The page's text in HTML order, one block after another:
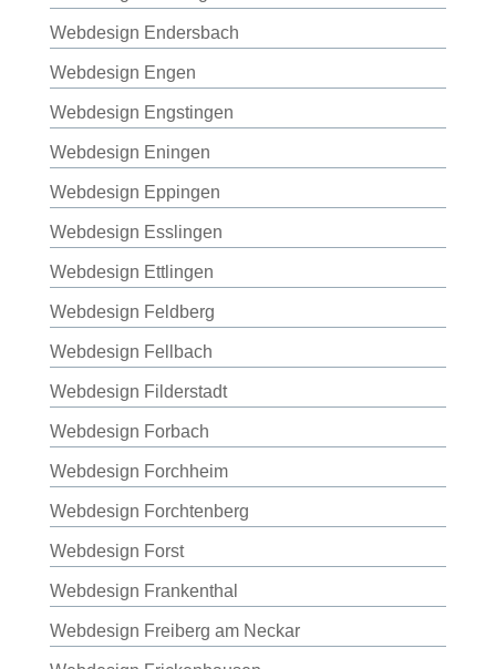
Webdesign Endersbach
Webdesign Engen
Webdesign Engstingen
Webdesign Eningen
Webdesign Eppingen
Webdesign Esslingen
Webdesign Ettlingen
Webdesign Feldberg
Webdesign Fellbach
Webdesign Filderstadt
Webdesign Forbach
Webdesign Forchheim
Webdesign Forchtenberg
Webdesign Forst
Webdesign Frankenthal
Webdesign Freiberg am Neckar